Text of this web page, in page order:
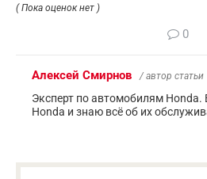
( Пока оценок нет )
0
Алексей Смирнов / автор статьи
Эксперт по автомобилям
Honda и знаю всё об их